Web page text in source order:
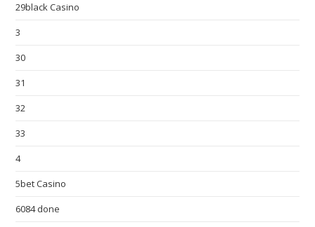
29black Casino
3
30
31
32
33
4
5bet Casino
6084 done